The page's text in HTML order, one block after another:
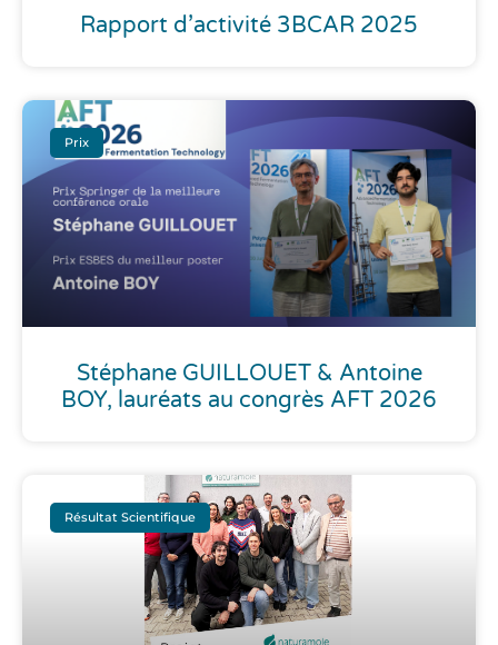
Rapport d’activité 3BCAR 2025
Prix
Stéphane GUILLOUET & Antoine
BOY, lauréats au congrès AFT 2026
Résultat Scientifique